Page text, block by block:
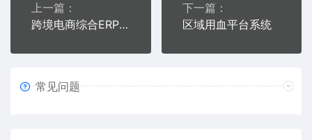
上一篇：
跨境电商综合ERP管理平台
下一篇：
区域用血平台系统
常见问题